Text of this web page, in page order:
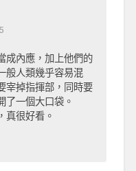
成內應，加上他們的
般人類幾乎容易混
掉指揮部，同時要
了一個大口袋。
很好看。